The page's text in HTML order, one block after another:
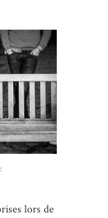
lors de